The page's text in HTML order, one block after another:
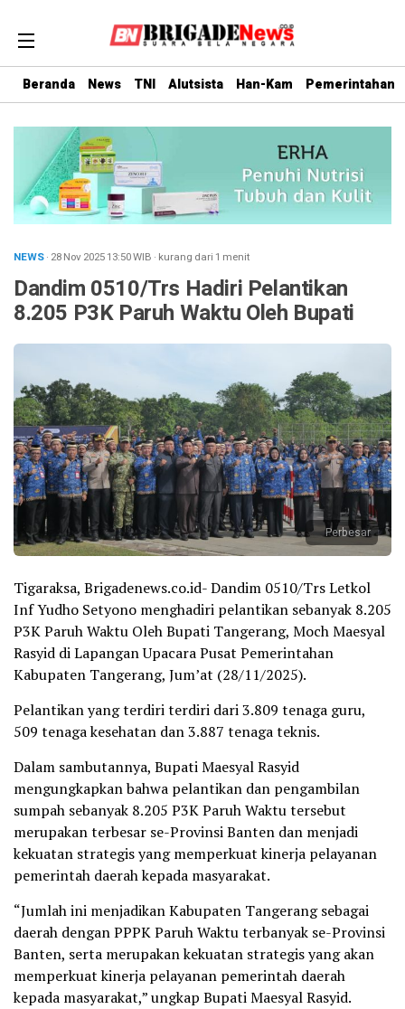
Beranda News TNI Alutsista Han-Kam Pemerintahan
NEWS· 28 Nov 202513:50WIB · kurang dari 1 menit
Dandim 0510/Trs Hadiri Pelantikan
8.205 P3K Paruh Waktu Oleh Bupati
Perbesar
Tigaraksa, Brigadenews.co.id- Dandim 0510/Trs Letkol
Inf Yudho Setyono menghadiri pelantikan sebanyak 8.205
P3K Paruh Waktu Oleh Bupati Tangerang, Moch Maesyal
Rasyid di Lapangan Upacara Pusat Pemerintahan
Kabupaten Tangerang, Jum’at (28/11/2025).
Pelantikan yang terdiri terdiri dari 3.809 tenaga guru,
509 tenaga kesehatan dan 3.887 tenaga teknis.
Dalam sambutannya, Bupati Maesyal Rasyid
mengungkapkan bahwa pelantikan dan pengambilan
sumpah sebanyak 8.205 P3K Paruh Waktu tersebut
merupakan terbesar se-Provinsi Banten dan menjadi
kekuatan strategis yang memperkuat kinerja pelayanan
pemerintah daerah kepada masyarakat.
“Jumlah ini menjadikan Kabupaten Tangerang sebagai
daerah dengan PPPK Paruh Waktu terbanyak se-Provinsi
Banten, serta merupakan kekuatan strategis yang akan
memperkuat kinerja pelayanan pemerintah daerah
kepada masyarakat,” ungkap Bupati Maesyal Rasyid.